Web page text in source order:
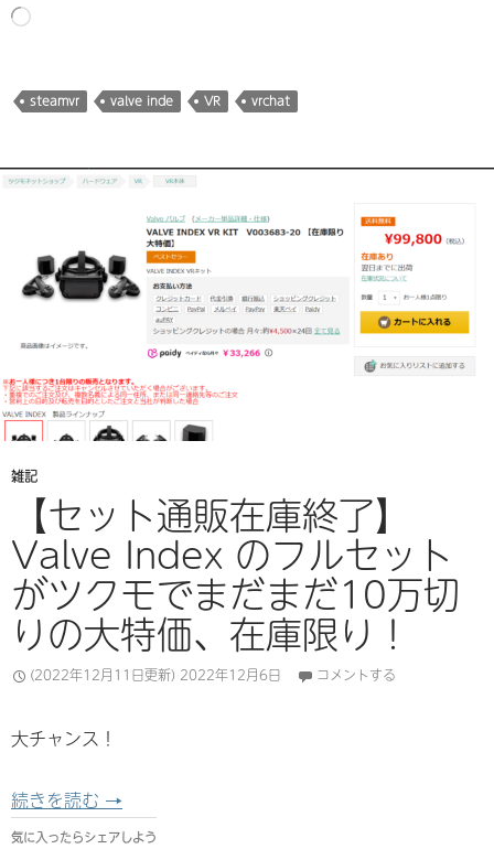
読
み
steamvr valve inde VR vrchat
雑記
【セット通販在庫終了】
Valve Index のフルセット
がツクモでまだまだ10万切
りの大特価、在庫限り！
(2022年12月11日更新) 2022年12月6日 コメントする
大チャンス！
続きを読む 【セット通販在庫終了】Valve Index のフルセ
→
気に入ったらシェアしよう